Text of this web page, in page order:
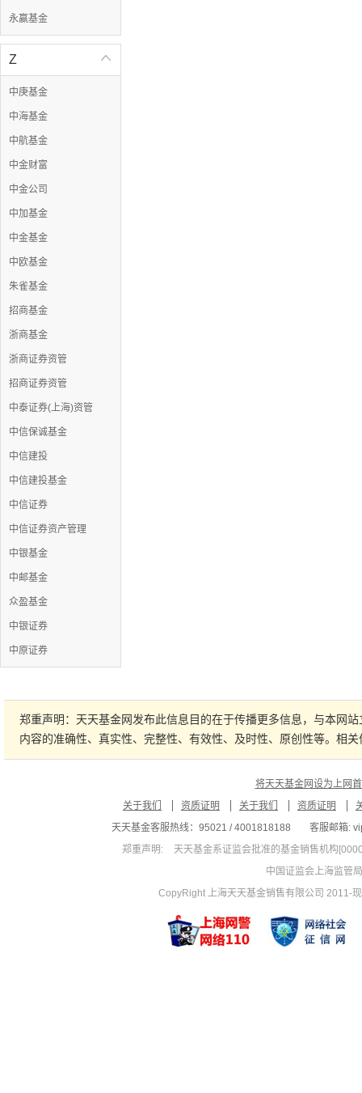
永赢基金

Z
中庚基金
中海基金
中航基金
中金财富
中金公司
中加基金
中金基金
中欧基金
朱雀基金
招商基金
浙商基金
浙商证券资管
招商证券资管
中泰证券(上海)资管
中信保诚基金
中信建投
中信建投基金
中信证券
中信证券资产管理
中银基金
中邮基金
众盈基金
中银证券
中原证券
郑重声明：天天基金网发布此信息目的在于传播更多信息，与本网
内容的准确性、真实性、完整性、有效性、及时性、原创性等。相
将天天基金网设为上网
关于我们
资质证明 关于我们 资质证明
天天基金客服热线：95021 / 4001818188
客服邮箱:
郑重声明:
天天基金系证监会批准的基金销售机构
中国证监会上海监管
CopyRight 上海天天基金销售有限公司 2011-